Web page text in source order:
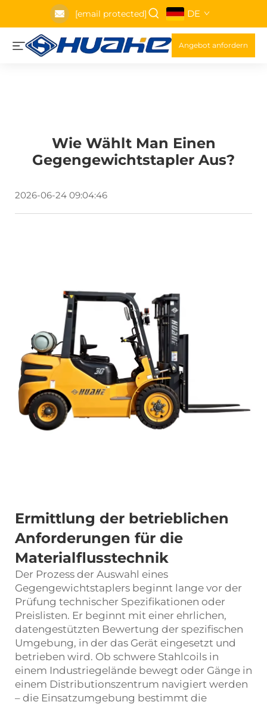
[email protected] DE
Angebot anfordern
Wie Wählt Man Einen
Gegengewichtstapler Aus?
2026-06-24 09:04:46
Ermittlung der betrieblichen
Anforderungen für die
Materialflusstechnik
Der Prozess der Auswahl eines
Gegengewichtstaplers beginnt lange vor der
Prüfung technischer Spezifikationen oder
Preislisten. Er beginnt mit einer ehrlichen,
datengestützten Bewertung der spezifischen
Umgebung, in der das Gerät eingesetzt und
betrieben wird. Ob schwere Stahlcoils in
einem Industriegelände bewegt oder Gänge in
einem Distributionszentrum navigiert werden
– die Einsatzumgebung bestimmt die